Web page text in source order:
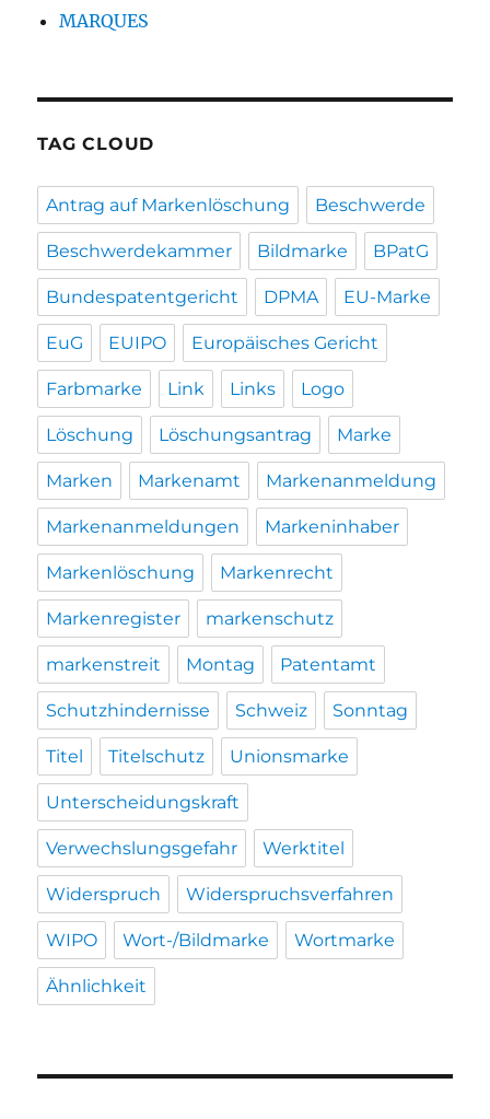
MARQUES
TAG CLOUD
Antrag auf Markenlöschung Beschwerde
Beschwerdekammer Bildmarke BPatG
Bundespatentgericht DPMA EU-Marke
EuG EUIPO Europäisches Gericht
Farbmarke Link Links Logo
Löschung Löschungsantrag Marke
Marken Markenamt Markenanmeldung
Markenanmeldungen Markeninhaber
Markenlöschung Markenrecht
Markenregister markenschutz
markenstreit Montag Patentamt
Schutzhindernisse Schweiz Sonntag
Titel Titelschutz Unionsmarke
Unterscheidungskraft
Verwechslungsgefahr Werktitel
Widerspruch Widerspruchsverfahren
WIPO Wort-/Bildmarke Wortmarke
Ähnlichkeit